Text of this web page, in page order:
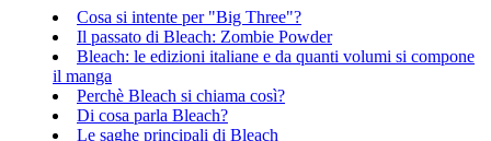
Cosa si intente per "Big Three"?
Il passato di Bleach: Zombie Powder
Bleach: le edizioni italiane e da quanti volumi si compone
il manga
Perchè Bleach si chiama così?
Di cosa parla Bleach?
Le saghe principali di Bleach